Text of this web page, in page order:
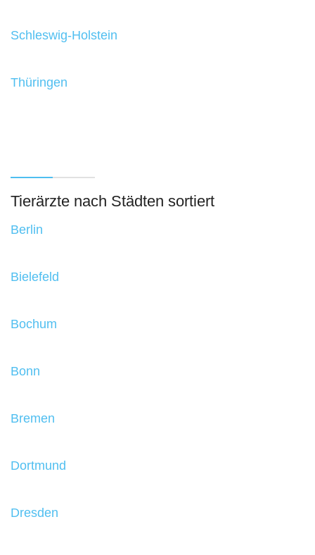
Schleswig-Holstein
Thüringen
Tierärzte nach Städten sortiert
Berlin
Bielefeld
Bochum
Bonn
Bremen
Dortmund
Dresden